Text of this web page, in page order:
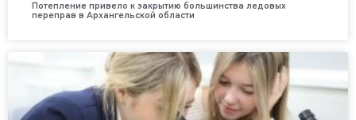
Потепление привело к закрытию большинства ледовых
переправ в Архангельской области